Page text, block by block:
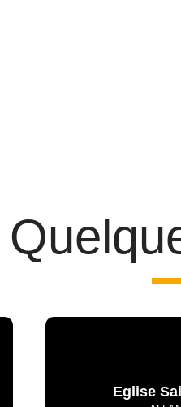
Eglise